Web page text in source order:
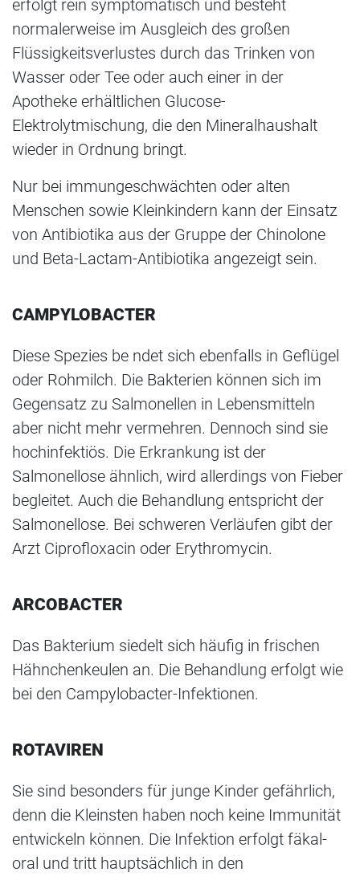
erfolgt rein symptomatisch und besteht
normalerweise im Ausgleich des großen
Flüssigkeitsverlustes durch das Trinken von
Wasser oder Tee oder auch einer in der
Apotheke erhältlichen Glucose-
Elektrolytmischung, die den Mineralhaushalt
wieder in Ordnung bringt.
Nur bei immungeschwächten oder alten
Menschen sowie Kleinkindern kann der Einsatz
von Antibiotika aus der Gruppe der Chinolone
und Beta-Lactam-Antibiotika angezeigt sein.
CAMPYLOBACTER
Diese Spezies be ndet sich ebenfalls in Geflügel
oder Rohmilch. Die Bakterien können sich im
Gegensatz zu Salmonellen in Lebensmitteln
aber nicht mehr vermehren. Dennoch sind sie
hochinfektiös. Die Erkrankung ist der
Salmonellose ähnlich, wird allerdings von Fieber
begleitet. Auch die Behandlung entspricht der
Salmonellose. Bei schweren Verläufen gibt der
Arzt Ciprofloxacin oder Erythromycin.
ARCOBACTER
Das Bakterium siedelt sich häufig in frischen
Hähnchenkeulen an. Die Behandlung erfolgt wie
bei den Campylobacter-Infektionen.
ROTAVIREN
Sie sind besonders für junge Kinder gefährlich,
denn die Kleinsten haben noch keine Immunität
entwickeln können. Die Infektion erfolgt fäkal-
oral und tritt hauptsächlich in den